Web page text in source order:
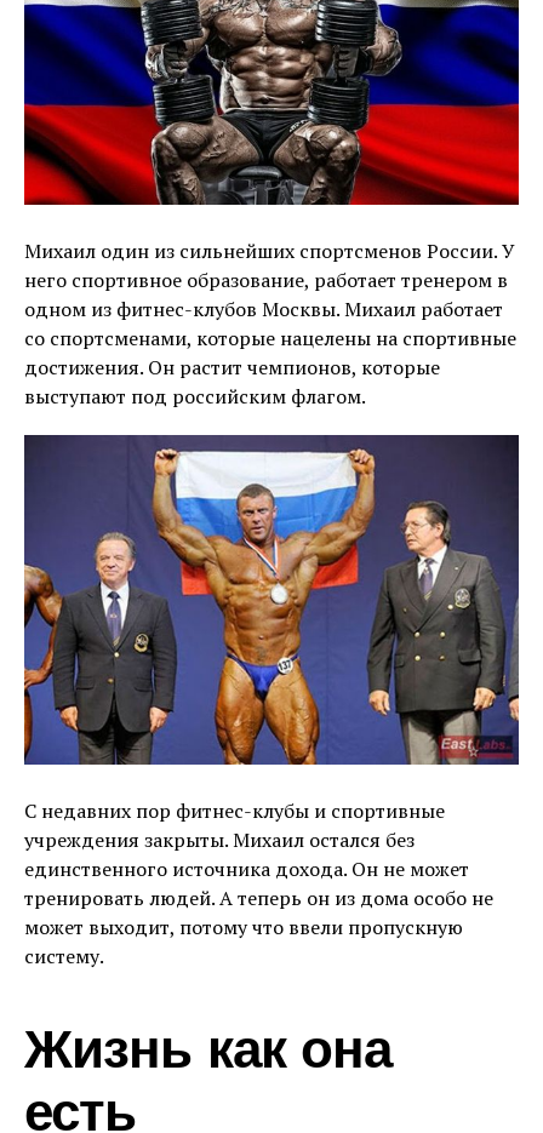
Михаил один из сильнейших спортсменов России. У
него спортивное образование, работает тренером в
одном из фитнес-клубов Москвы. Михаил работает
со спортсменами, которые нацелены на спортивные
достижения. Он растит чемпионов, которые
выступают под российским флагом.
С недавних пор фитнес-клубы и спортивные
учреждения закрыты. Михаил остался без
единственного источника дохода. Он не может
тренировать людей. А теперь он из дома особо не
может выходит, потому что ввели пропускную
систему.
Жизнь как она